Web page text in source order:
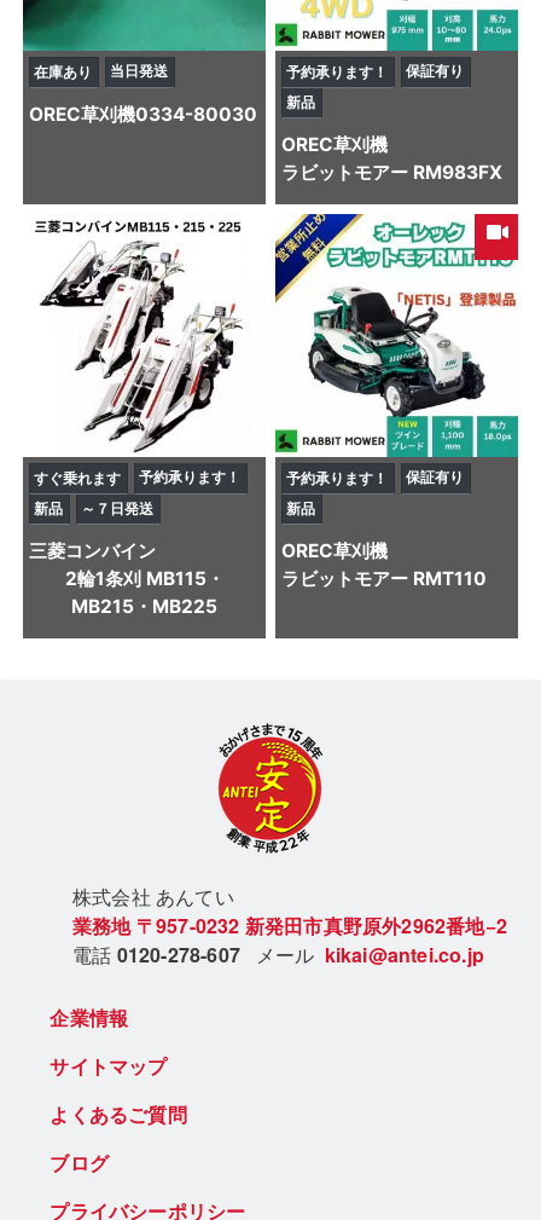
在庫あり 当日発送
OREC草刈機0334-80030
予約承ります！
保証有り
新品
OREC草刈機
ラビットモアー RM983FX
すぐ乗れます
予約承ります！
新品
～７日発送
三菱コンバイン
2輪1条刈 MB115・
MB215・MB225
予約承ります！
保証有り
新品
OREC草刈機
ラビットモアー RMT110
株式会社 あんてい
業務地 〒957-0232 新発田市真野原外2962番地−2
電話 0120-278-607 メール kikai@antei.co.jp
企業情報
サイトマップ
よくあるご質問
ブログ
プライバシーポリシー